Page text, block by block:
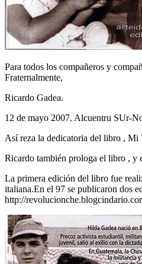
Para todos los compañeros y
Fraternalmente,
Ricardo Gadea.
12 de mayo 2007. Alcuentru SUr-
Así reza la dedicatoria del libro , Mi
Ricardo también prologa el libro , y
La primera edición del libro fue
italiana.En el 97 se publicaron dos
http://